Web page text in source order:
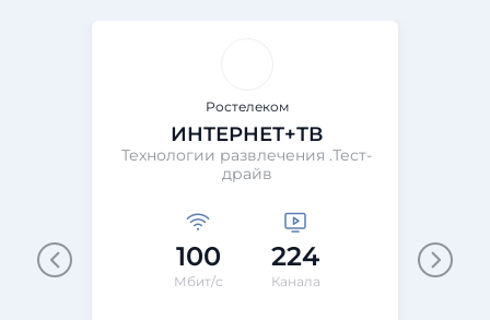
Ростелеком
ИНТЕРНЕТ+ТВ
Технологии развлечения .Тест-
драйв
100
Мбит/с
224
Канала